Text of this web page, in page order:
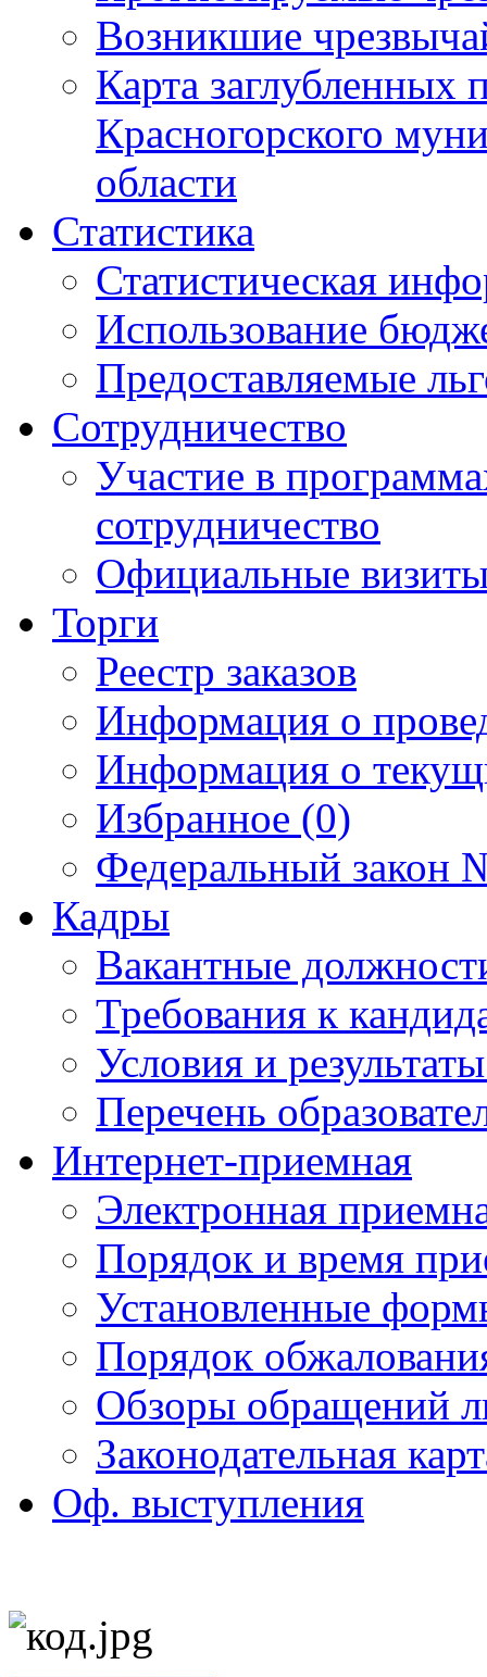
Возникшие
Карта
Красногорского
области
Статистика
Статистическая
Использование
Предоставляемые
Сотрудничество
Участие в
сотрудничество
Официальные
Торги
Реестр заказов
Информация о
Информация о
Избранное (0)
Федеральный закон
Кадры
Вакантные
Требования к
Условия и
Перечень
Интернет-приемная
Электронная
Порядок и время
Установленные
Порядок
Обзоры обращений
Законодательная
Оф. выступления